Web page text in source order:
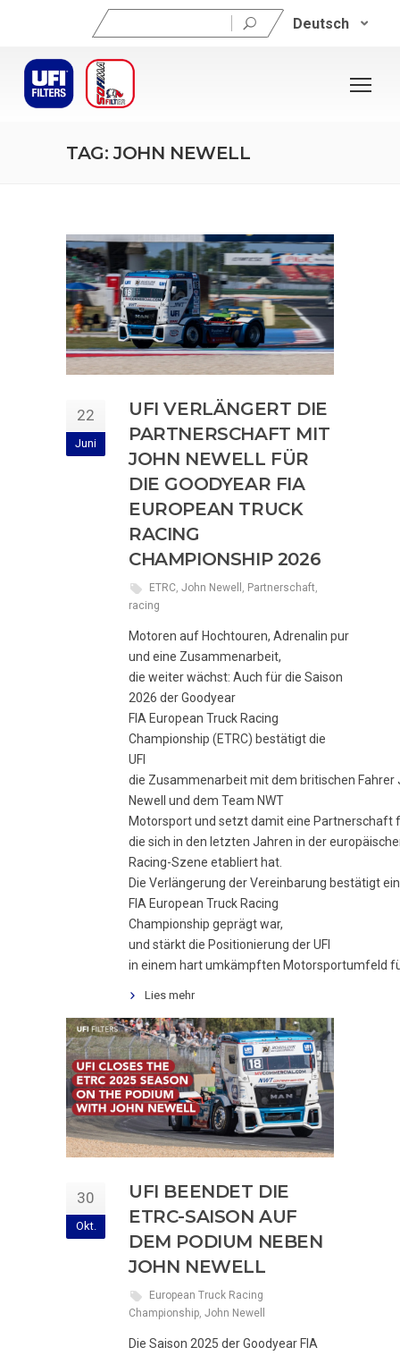
Suchen
nach:
Deutsch
TAG: JOHN NEWELL
22
Juni
UFI VERLÄNGERT DIE
PARTNERSCHAFT MIT
JOHN NEWELL FÜR
DIE GOODYEAR FIA
EUROPEAN TRUCK
RACING
CHAMPIONSHIP 2026
ETRC John Newell Partnerschaft
racing
Motoren auf Hochtouren, Adrenalin pur
und eine Zusammenarbeit,
die weiter wächst: Auch für die Saison
2026 der Goodyear
FIA European Truck Racing
Championship (ETRC) bestätigt die
UFI
die Zusammenarbeit mit dem britischen Fahrer
Newell und dem Team NWT
Motorsport und setzt damit eine Partnerschaft
die sich in den letzten Jahren in der
Racing-Szene etabliert hat.
Die Verlängerung der Vereinbarung bestätigt
FIA European Truck Racing
Championship geprägt war,
und stärkt die Positionierung der UFI
in einem hart umkämpften Motorsportumfeld
Lies mehr
30
Okt.
UFI BEENDET DIE
ETRC-SAISON AUF
DEM PODIUM NEBEN
JOHN NEWELL
European Truck Racing
Championship, John Newell
Die Saison 2025 der Goodyear FIA